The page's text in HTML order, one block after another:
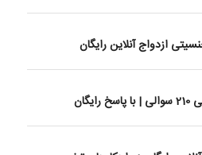
ازدواج آنلاین رایگان